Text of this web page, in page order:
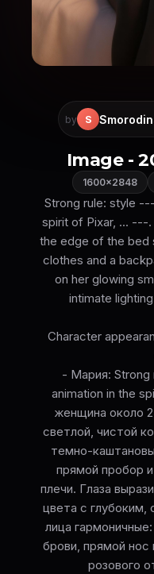
by S
Image -
1600×2848
Strong rule: style
spirit of Pixar, ... ---
the edge of the bed
clothes and a
on her glowing
intimate
Character
- Мария: Strong
animation in the
женщина около
светлой, чистой
темно-
прямой пробор
плечи. Глаза
цвета с глубоким,
лица
брови, прямой нос
розового